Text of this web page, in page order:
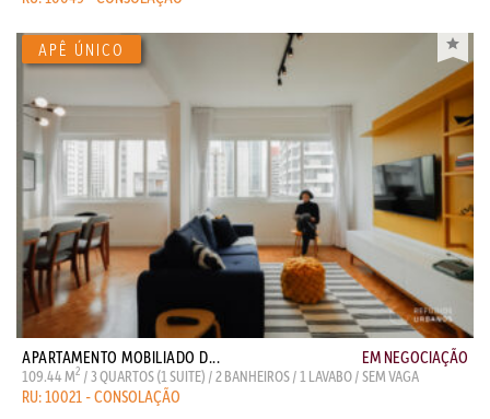
APARTAMENTO MOBILIADO D... EM NEGOCIAÇÃO
109.44 M2 / 3 QUARTOS (1 SUITE) / 2 BANHEIROS / 1 LAVABO / SEM VAGA
RU: 10021 - CONSOLAÇÃO